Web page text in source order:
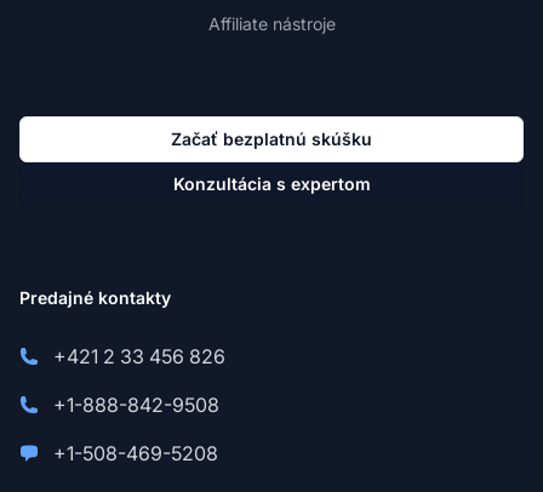
Affiliate nástroje
Začať bezplatnú skúšku
Konzultácia s expertom
Predajné kontakty
+421 2 33 456 826
+1-888-842-9508
+1-508-469-5208